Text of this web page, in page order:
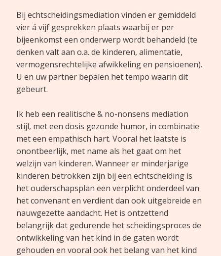
Bij echtscheidingsmediation vinden er gemiddeld
vier á vijf gesprekken plaats waarbij er per
bijeenkomst een onderwerp wordt behandeld (te
denken valt aan o.a. de kinderen, alimentatie,
vermogensrechtelijke afwikkeling en pensioenen).
U en uw partner bepalen het tempo waarin dit
gebeurt.
Ik heb een realitische & no-nonsens mediation
stijl, met een dosis gezonde humor, in combinatie
met een empathisch hart. Vooral het laatste is
onontbeerlijk, met name als het gaat om het
welzijn van kinderen. Wanneer er minderjarige
kinderen betrokken zijn bij een echtscheiding is
het ouderschapsplan een verplicht onderdeel van
het convenant en verdient dan ook uitgebreide en
nauwgezette aandacht. Het is ontzettend
belangrijk dat gedurende het scheidingsproces de
ontwikkeling van het kind in de gaten wordt
gehouden en vooral ook het belang van het kind